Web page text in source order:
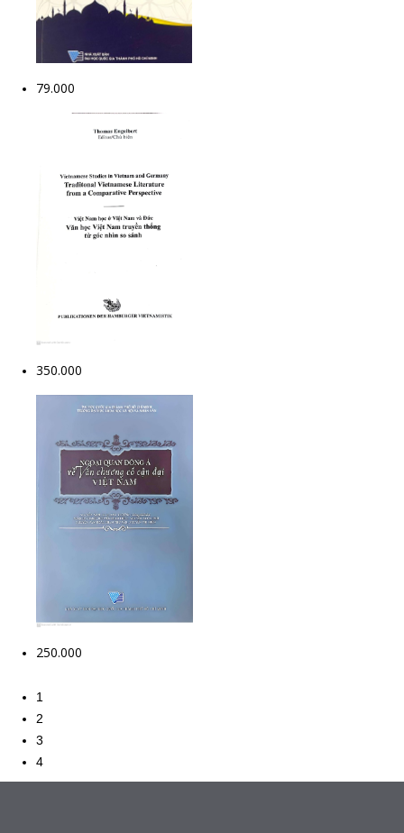
79.000
350.000
250.000
1
2
3
4